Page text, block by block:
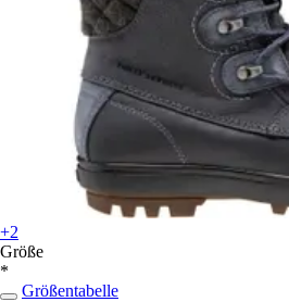
+2
Größe
*
Größentabelle